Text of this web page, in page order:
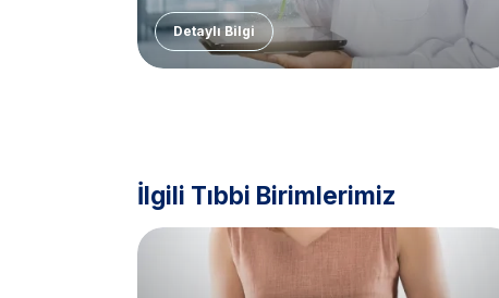
Detaylı Bilgi
İlgili Tıbbi Birimlerimiz